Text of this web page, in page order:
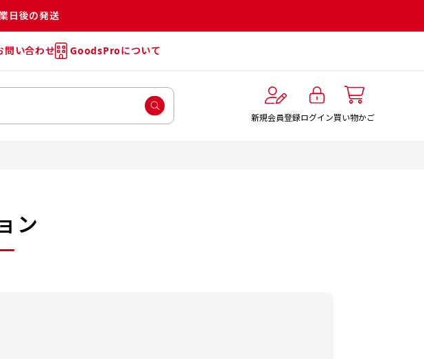
日後の発送
問い合わせ GoodsProについて
新規会員登録ログイン買い物かご
ン